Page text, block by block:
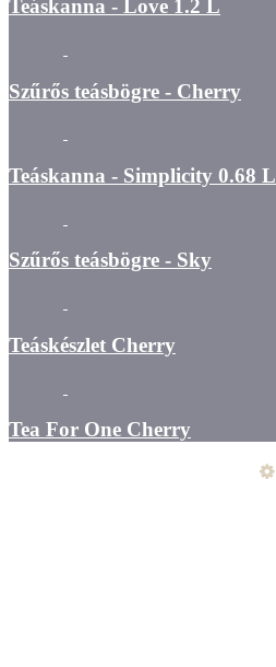
Teáskanna - Love 1.2 L
Szűrős teásbögre - Cherry
Teáskanna - Simplicity 0.68 L
Szűrős teásbögre - Sky
Teáskészlet Cherry
Tea For One Cherry